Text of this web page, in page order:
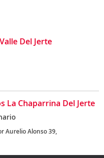
Del Jerte
La Chaparrina Del Jerte
Aurelio Alonso 39,